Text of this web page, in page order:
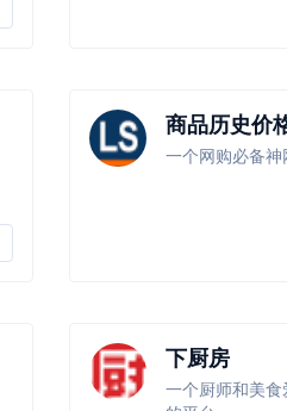
商品历史价
一个网购必备
下厨房
一个厨师和美